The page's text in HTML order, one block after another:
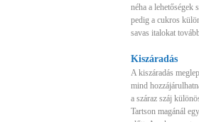
néha a lehetőségek
pedig a cukros
savas italokat
Kiszáradás
A kiszáradás
mind
a száraz száj
Tartson magánál